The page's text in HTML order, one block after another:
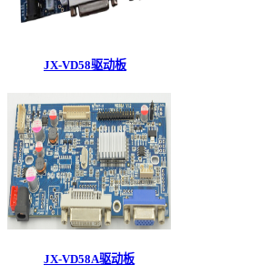
JX-VD58驱动板
JX-VD58A驱动板